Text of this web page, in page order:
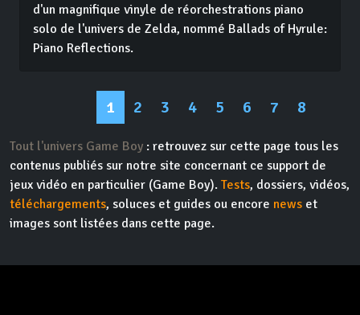
d'un magnifique vinyle de réorchestrations piano
solo de l'univers de Zelda, nommé Ballads of Hyrule:
Piano Reflections.
1 2 3 4 5 6 7 8
Tout l'univers Game Boy : retrouvez sur cette page tous les
contenus publiés sur notre site concernant ce support de
jeux vidéo en particulier (Game Boy). Tests, dossiers, vidéos,
téléchargements, soluces et guides ou encore news et
images sont listées dans cette page.